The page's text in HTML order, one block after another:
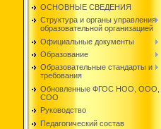
ОСНОВНЫЕ СВЕДЕНИЯ
Структура и органы управления
образовательной организацией
Официальные документы
Образование
Образовательные стандарты и
требования
Обновленные ФГОС НОО, ООО,
СОО
Руководство
Педагогический состав